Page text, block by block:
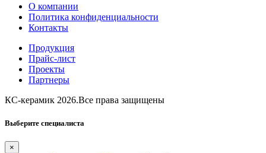
О компании
Политика конфиденциальности
Контакты
Продукция
Прайс-лист
Проекты
Партнеры
КС-керамик 2026.Все права защищены
Выберите специалиста
×